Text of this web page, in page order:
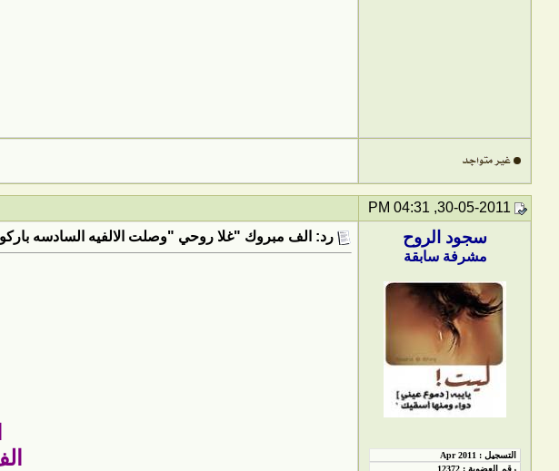
سجود الروح
مشرفة سابقة
رد: الف مبروك "غلا روحي "وصلت الالفيه السادسه باركو